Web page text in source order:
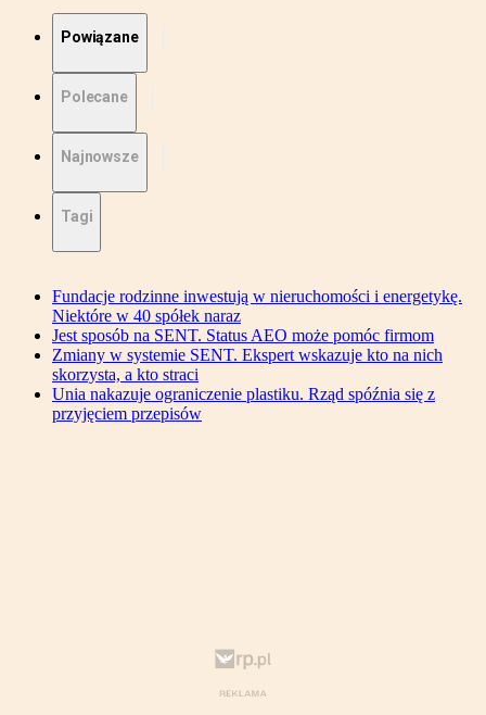
Powiązane
Polecane
Najnowsze
Tagi
Fundacje rodzinne inwestują w nieruchomości i energetykę.
Niektóre w 40 spółek naraz
Jest sposób na SENT. Status AEO może pomóc firmom
Zmiany w systemie SENT. Ekspert wskazuje kto na nich
skorzysta, a kto straci
Unia nakazuje ograniczenie plastiku. Rząd spóźnia się z
przyjęciem przepisów